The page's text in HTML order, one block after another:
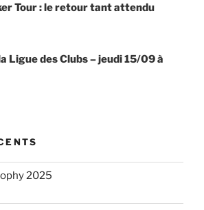
Tour : le retour tant attendu
Ligue des Clubs – jeudi 15/09 à
2025